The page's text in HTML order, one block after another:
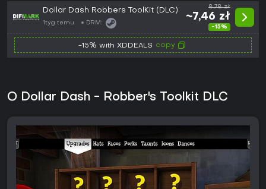
Dollar Dash Robbers ToolKit (DLC)
1tyg temu DRM:
8,78 zł
~7,46 zł
-15%
-15% with XDDEALS copy
O Dollar Dash - Robber's Toolkit DLC